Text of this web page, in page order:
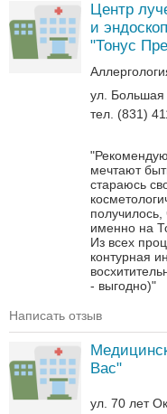
Центр
и
"Тонус
ул. Большая
тел. (831)
мечтают
стараюсь
получилось,
именно на
Из всех
контурная
- выгодно)"
Написать отзыв
Вас"
ул. 70 лет